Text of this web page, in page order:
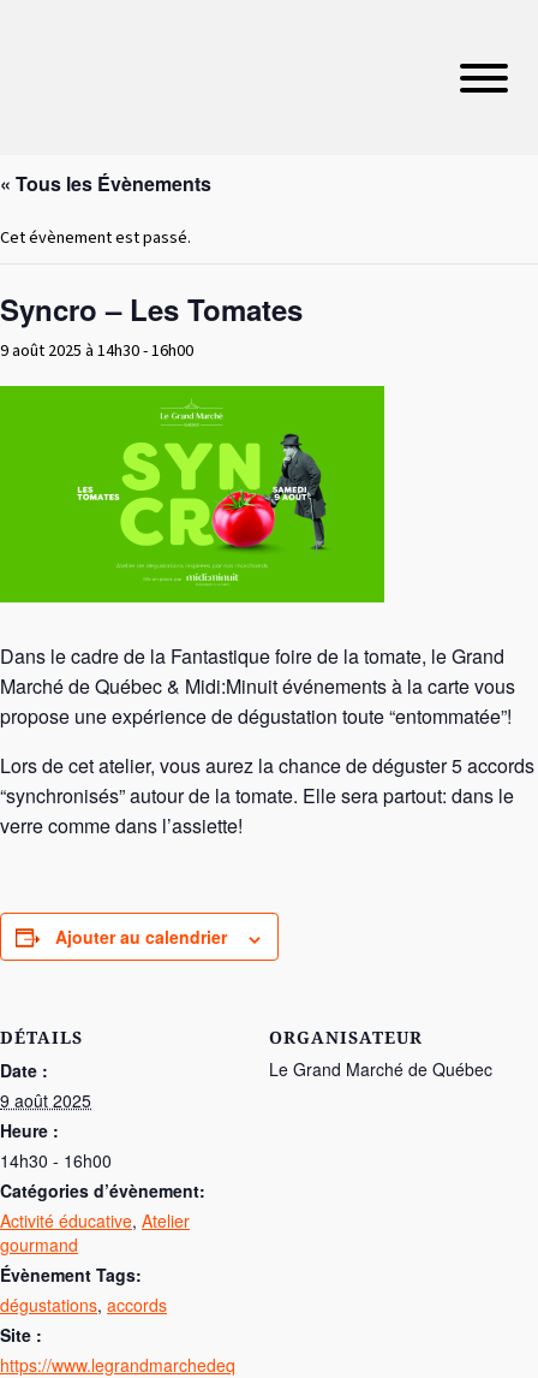
« Tous les Évènements
Cet évènement est passé.
Syncro – Les Tomates
9 août 2025 à 14h30-16h00
Dans le cadre de la Fantastique foire de la tomate, le Grand
Marché de Québec & Midi:Minuit événements à la carte vous
propose une expérience de dégustation toute “entommatée”!
Lors de cet atelier, vous aurez la chance de déguster 5 accords
“synchronisés” autour de la tomate. Elle sera partout: dans le
verre comme dans l’assiette!
Ajouter au calendrier
DÉTAILS
Date :
9 août 2025
Heure :
14h30 - 16h00
catégories d’évènement:
Activité éducative, Atelier
gourmand
Évènement Tags:
dégustations, accords
Site :
https://www.legrandmarchedeq
ORGANISATEUR
Le Grand Marché de Québec